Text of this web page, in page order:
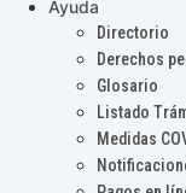
Ayuda
Directorio
Derechos
Glosario
Listado
Medidas